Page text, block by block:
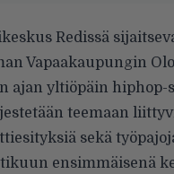
Redissä
Vapaakaupungin
ajan yltiöpäin hiphop-
teemaan
sekä
ensimmäisenä